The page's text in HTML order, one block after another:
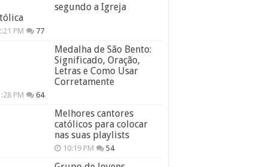
segundo a Igreja
PM 77
Medalha de São Bento:
Significado, Oração,
Letras e Como Usar
Corretamente
PM 64
Melhores cantores
católicos para colocar
nas suas playlists
10:19 PM 54